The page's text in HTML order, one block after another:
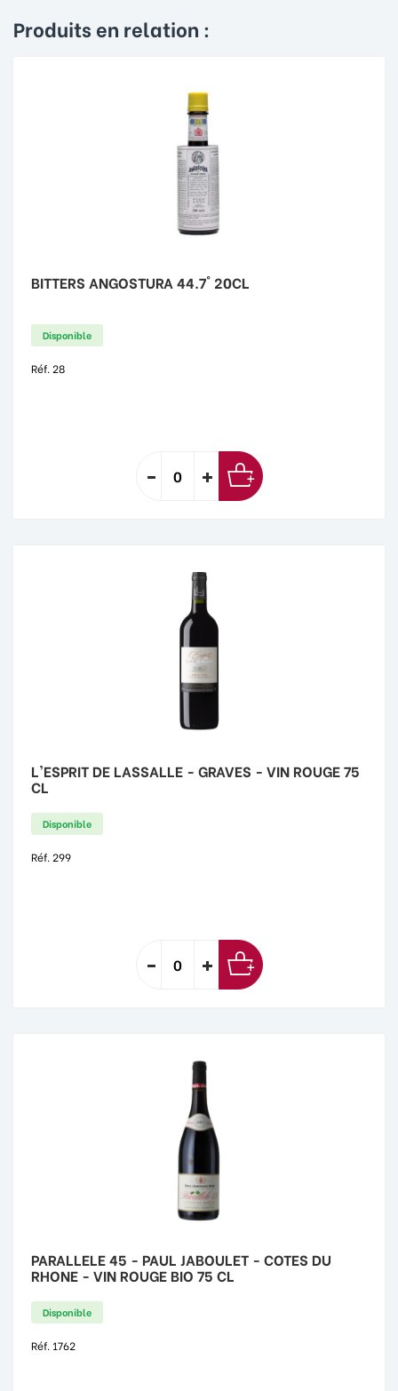
Produits en relation :
BITTERS ANGOSTURA 44.7° 20CL
Disponible
Réf. 28
L'ESPRIT DE LASSALLE - GRAVES - VIN ROUGE 75
CL
Disponible
Réf. 299
PARALLELE 45 - PAUL JABOULET - COTES DU
RHONE - VIN ROUGE BIO 75 CL
Disponible
Réf. 1762